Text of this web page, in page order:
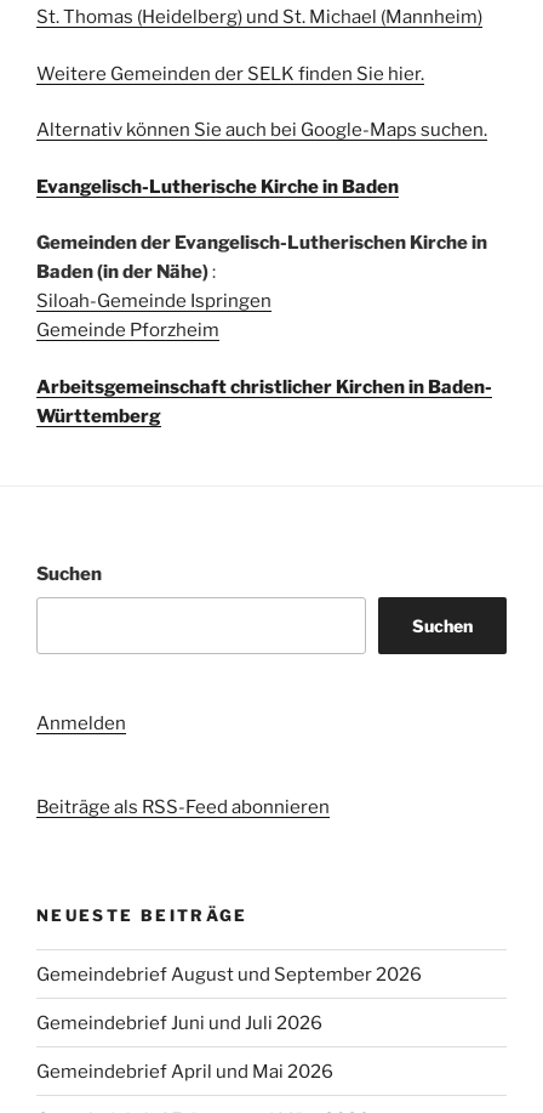
St. Thomas (Heidelberg) und St. Michael (Mannheim)
Weitere Gemeinden der SELK finden Sie hier.
Alternativ können Sie auch bei Google-Maps suchen.
Evangelisch-Lutherische Kirche in Baden
Gemeinden der Evangelisch-Lutherischen Kirche in
Baden (in der Nähe):
Siloah-Gemeinde Ispringen
Gemeinde Pforzheim
Arbeitsgemeinschaft christlicher Kirchen in Baden-
Württemberg
Suchen
Suchen
Anmelden
Beiträge als RSS-Feed abonnieren
NEUESTE BEITRÄGE
Gemeindebrief August und September 2026
Gemeindebrief Juni und Juli 2026
Gemeindebrief April und Mai 2026